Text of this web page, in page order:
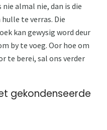
almal nie, dan is die
te verras. Die
kan gewysig word deur
by te voeg. Oor hoe om
te berei, sal ons verder
gekondenseerde